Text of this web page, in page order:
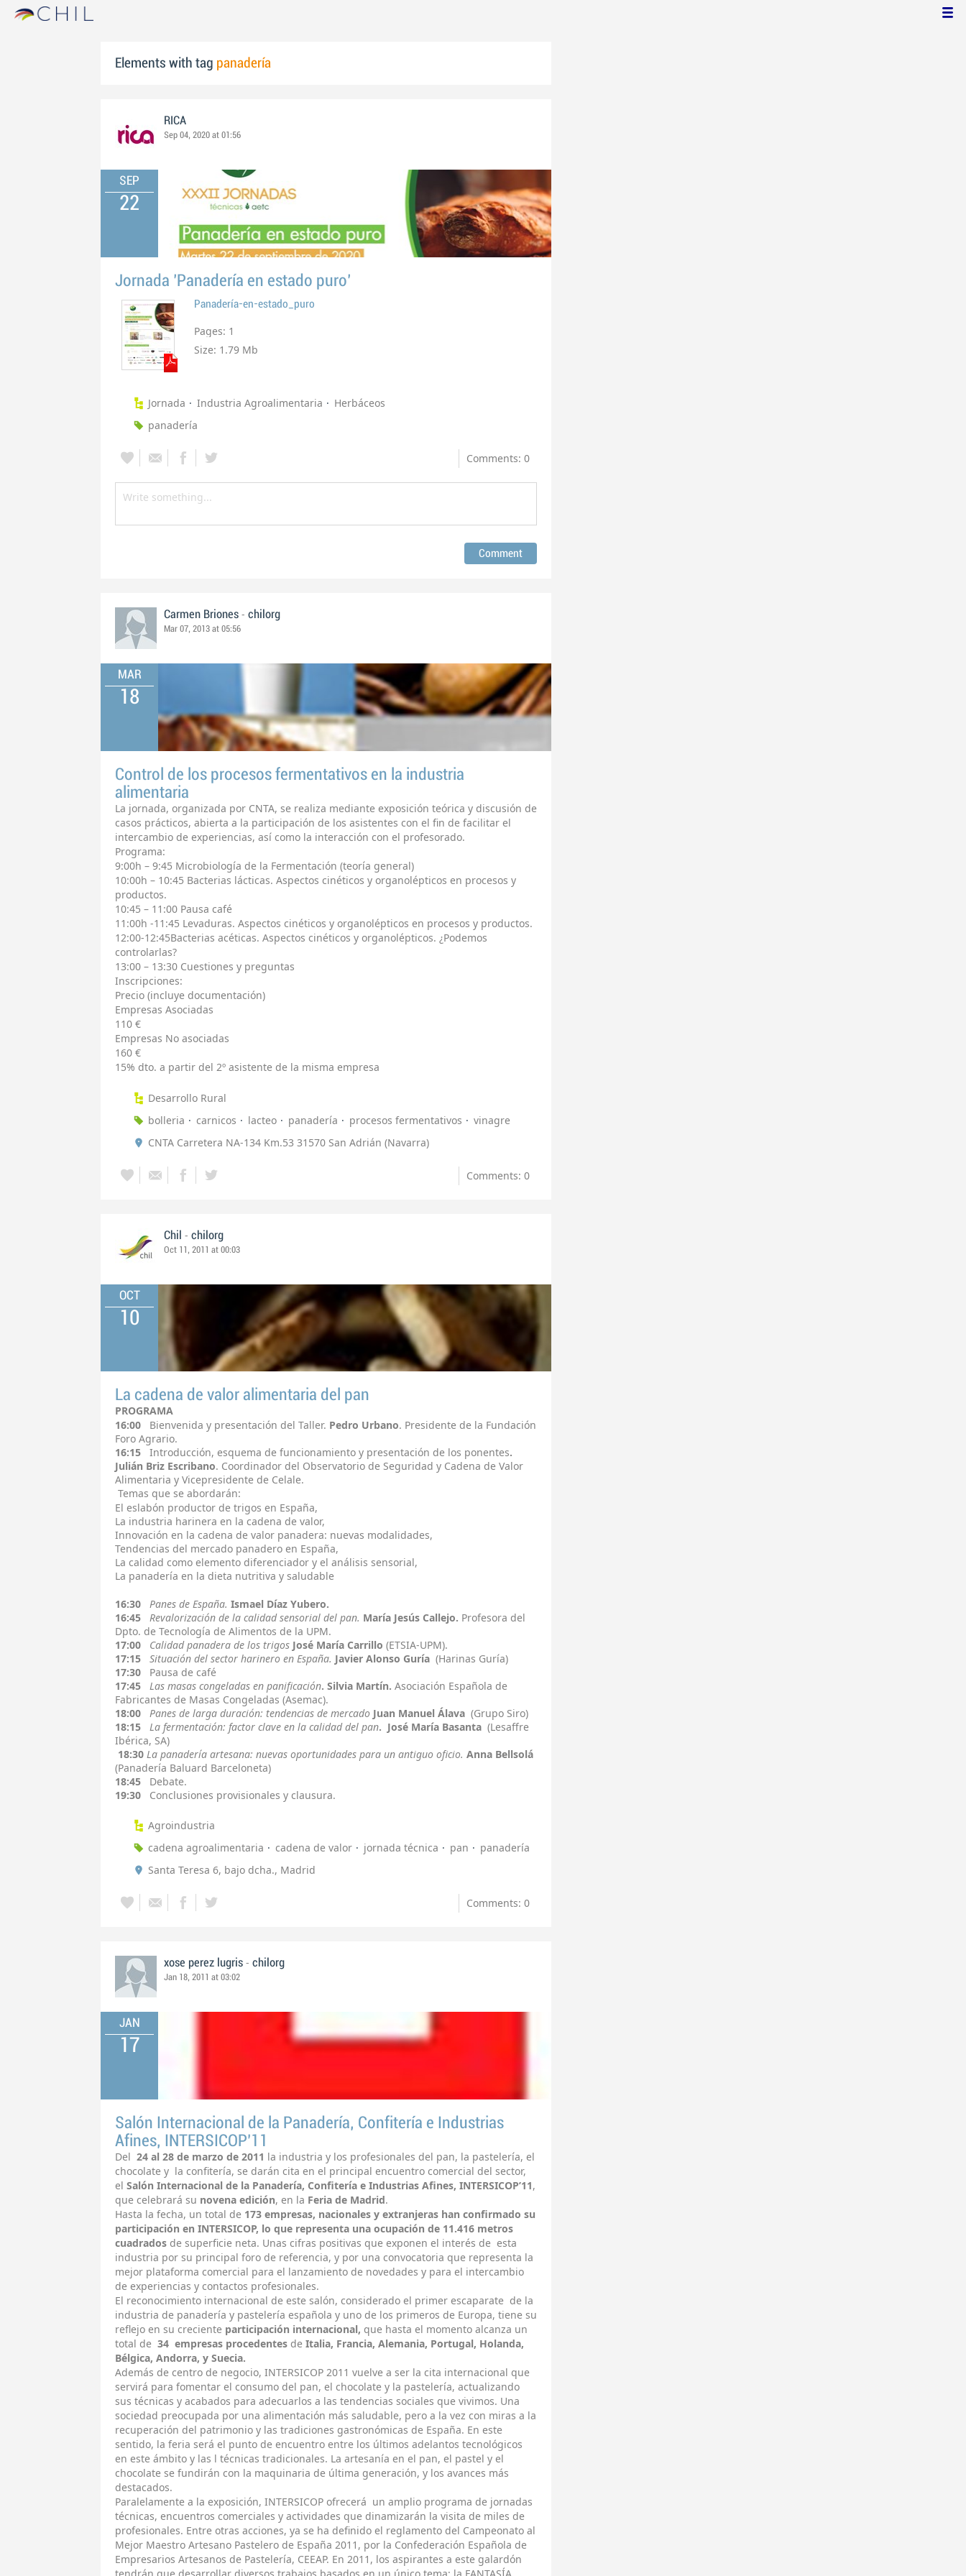
Elements with tag panadería
RICA
Sep 04, 2020 at 01:56
SEP
22
Jornada 'Panadería en estado puro'
Panadería-en-estado_puro
Pages: 1
Size: 1.79 Mb
Jornada Industria Agroalimentaria
Herbáceos
panadería
Comments: 0
Carmen Briones - chilorg
Mar 07, 2013 at 05:56
MAR
18
Control de los procesos fermentativos en la industria
alimentaria
La jornada, organizada por CNTA, se realiza mediante exposición teórica y discusión de
casos prácticos, abierta a la participación de los asistentes con el fin de facilitar el
intercambio de experiencias, así como la interacción con el profesorado.
Programa:
9:00h – 9:45 Microbiología de la Fermentación (teoría general)
10:00h – 10:45 Bacterias lácticas. Aspectos cinéticos y organolépticos en procesos y
productos.
10:45 – 11:00 Pausa café
11:00h -11:45 Levaduras. Aspectos cinéticos y organolépticos en procesos y productos.
12:00-12:45Bacterias acéticas. Aspectos cinéticos y organolépticos. ¿Podemos
controlarlas?
13:00 – 13:30 Cuestiones y preguntas
Inscripciones:
Precio (incluye documentación)
Empresas Asociadas
110 €
Empresas No asociadas
160 €
15% dto. a partir del 2º asistente de la misma empresa
Desarrollo Rural
bolleria
carnicos lacteo panadería procesos fermentativos
vinagre
CNTA Carretera NA-134 Km.53 31570 San Adrián (Navarra)
Comments: 0
Chil - chilorg
Oct 11, 2011 at 00:03
OCT
10
La cadena de valor alimentaria del pan
PROGRAMA
16:00 Bienvenida y presentación del Taller. Pedro Urbano. Presidente de la Fundación
Foro Agrario.
16:15 Introducción, esquema de funcionamiento y presentación de los ponentes.
Julián Briz Escribano. Coordinador del Observatorio de Seguridad y Cadena de Valor
Alimentaria y Vicepresidente de Celale.
Temas que se abordarán:
El eslabón productor de trigos en España,
La industria harinera en la cadena de valor,
Innovación en la cadena de valor panadera: nuevas modalidades,
Tendencias del mercado panadero en España,
La calidad como elemento diferenciador y el análisis sensorial,
La panadería en la dieta nutritiva y saludable
16:30 Panes de España. Ismael Díaz Yubero.
16:45 Revalorización de la calidad sensorial del pan. María Jesús Callejo. Profesora del
Dpto. de Tecnología de Alimentos de la UPM.
17:00
Calidad panadera de los trigos José María Carrillo (ETSIA-UPM).
17:15 Situación del sector harinero en España. Javier Alonso Guría (Harinas Guría)
17:30 Pausa de café
17:45
Las masas congeladas en panificación. Silvia Martín. Asociación Española de
Fabricantes de Masas Congeladas (Asemac).
18:00 Panes de larga duración: tendencias de mercado Juan Manuel Álava (Grupo Siro)
18:15 La fermentación: factor clave en la calidad del pan. José María Basanta (Lesaffre
Ibérica, SA)
18:30 La panadería artesana: nuevas oportunidades para un antiguo oficio. Anna Bellsolá
(Panadería Baluard Barceloneta)
18:45 Debate.
19:30 Conclusiones provisionales y clausura.
Agroindustria
cadena agroalimentaria
cadena de valor jornada técnica pan
panadería
Santa Teresa 6, bajo dcha., Madrid
Comments: 0
xose perez lugris - chilorg
Jan 18, 2011 at 03:02
JAN
17
Salón Internacional de la Panadería, Confitería e Industrias
Afines, INTERSICOP’11
Del 24 al 28 de marzo de 2011 la industria y los profesionales del pan, la pastelería, el
chocolate y la confitería, se darán cita en el principal encuentro comercial del sector,
el Salón Internacional de la Panadería, Confitería e Industrias Afines, INTERSICOP’11,
que celebrará su novena edición, en la Feria de Madrid.
Hasta la fecha, un total de 173 empresas, nacionales y extranjeras han confirmado su
participación en INTERSICOP, lo que representa una ocupación de 11.416 metros
cuadrados de superficie neta. Unas cifras positivas que exponen el interés de esta
industria por su principal foro de referencia, y por una convocatoria que representa la
mejor plataforma comercial para el lanzamiento de novedades y para el intercambio
de experiencias y contactos profesionales.
El reconocimiento internacional de este salón, considerado el primer escaparate de la
industria de panadería y pastelería española y uno de los primeros de Europa, tiene su
reflejo en su creciente participación internacional, que hasta el momento alcanza un
total de 34 empresas procedentes de Italia, Francia, Alemania, Portugal, Holanda,
Bélgica, Andorra, y Suecia.
Además de centro de negocio, INTERSICOP 2011 vuelve a ser la cita internacional que
servirá para fomentar el consumo del pan, el chocolate y la pastelería, actualizando
sus técnicas y acabados para adecuarlos a las tendencias sociales que vivimos. Una
sociedad preocupada por una alimentación más saludable, pero a la vez con miras a la
recuperación del patrimonio y las tradiciones gastronómicas de España. En este
sentido, la feria será el punto de encuentro entre los últimos adelantos tecnológicos
en este ámbito y las l técnicas tradicionales. La artesanía en el pan, el pastel y el
chocolate se fundirán con la maquinaria de última generación, y los avances más
destacados.
Paralelamente a la exposición, INTERSICOP ofrecerá un amplio programa de jornadas
técnicas, encuentros comerciales y actividades que dinamizarán la visita de miles de
profesionales. Entre otras acciones, ya se ha definido el reglamento del Campeonato al
Mejor Maestro Artesano Pastelero de España 2011, por la Confederación Española de
Empresarios Artesanos de Pastelería, CEEAP. En 2011, los aspirantes a este galardón